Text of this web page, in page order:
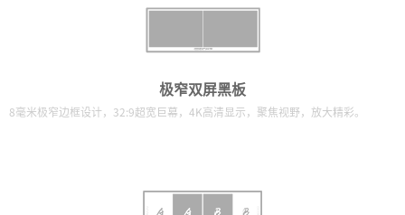
极窄双屏黑板
8毫米极窄边框设计，32:9超宽巨幕，4K高清显示，聚焦视野，放大精彩。